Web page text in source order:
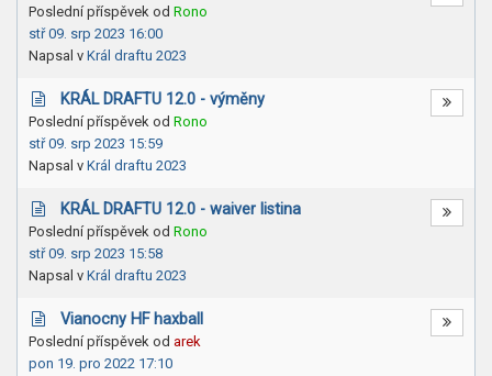
Poslední příspěvek od Rono
stř 09. srp 2023 16:00
Napsal v Král draftu 2023
KRÁL DRAFTU 12.0 - výměny
Poslední příspěvek od Rono
stř 09. srp 2023 15:59
Napsal v Král draftu 2023
KRÁL DRAFTU 12.0 - waiver listina
Poslední příspěvek od Rono
stř 09. srp 2023 15:58
Napsal v Král draftu 2023
Vianocny HF haxball
Poslední příspěvek od arek
pon 19. pro 2022 17:10